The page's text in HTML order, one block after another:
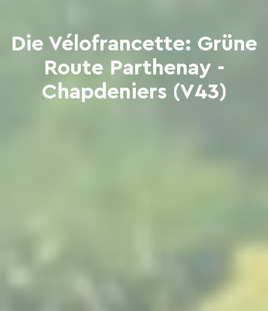
Die Vélofrancette: Grüne
Route Parthenay -
Chapdeniers (V43)